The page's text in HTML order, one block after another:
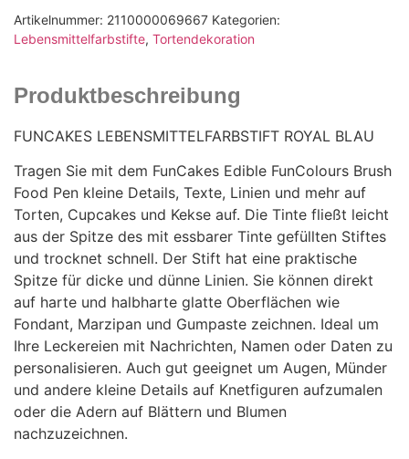
Artikelnummer: 2110000069667 Kategorien:
Lebensmittelfarbstifte, Tortendekoration
Produktbeschreibung
FUNCAKES LEBENSMITTELFARBSTIFT ROYAL BLAU
Tragen Sie mit dem FunCakes Edible FunColours Brush
Food Pen kleine Details, Texte, Linien und mehr auf
Torten, Cupcakes und Kekse auf. Die Tinte fließt leicht
aus der Spitze des mit essbarer Tinte gefüllten Stiftes
und trocknet schnell. Der Stift hat eine praktische
Spitze für dicke und dünne Linien. Sie können direkt
auf harte und halbharte glatte Oberflächen wie
Fondant, Marzipan und Gumpaste zeichnen. Ideal um
Ihre Leckereien mit Nachrichten, Namen oder Daten zu
personalisieren. Auch gut geeignet um Augen, Münder
und andere kleine Details auf Knetfiguren aufzumalen
oder die Adern auf Blättern und Blumen
nachzuzeichnen.